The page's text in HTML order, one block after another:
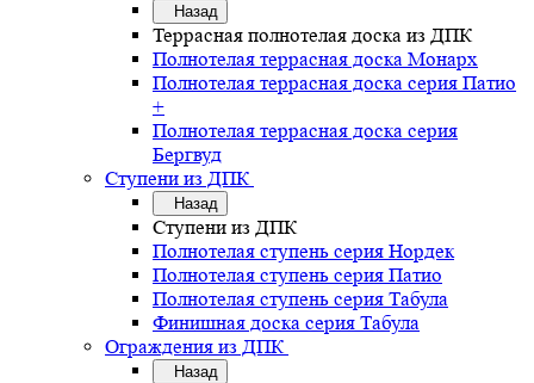
Назад
Террасная полнотелая доска из ДПК
Полнотелая террасная доска Монарх
Полнотелая террасная доска серия Патио
+
Полнотелая террасная доска серия
Бергвуд
Ступени из ДПК
Назад
Ступени из ДПК
Полнотелая ступень серия Нордек
Полнотелая ступень серия Патио
Полнотелая ступень серия Табула
Финишная доска серия Табула
Ограждения из ДПК
Назад